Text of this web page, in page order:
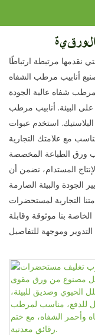
نقدمها مرتبطة ارتباطًا
أنابيب مرطب الشفاه
مرطب شفاه عالية الجودة
على البيئة. أنابيب مرطب
استخدم عبوات
ورق الطباعة المخصصة
في التصنيع والإنتاج المستدام، نضمن أن
التجارية لمستحضرات
بنا موثوقة وقابلة